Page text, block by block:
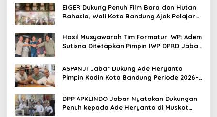
o
r
:
EIGER Dukung Penuh Film Bara dan Hutan
Rahasia, Wali Kota Bandung Ajak Pelajar
Hasil Musyawarah Tim Formatur IWP: Adem
Sutisna Ditetapkan Pimpin IWP DPRD Jabar
ASPANJI Jabar Dukung Ade Heryanto
Pimpin Kadin Kota Bandung Periode 2026–
DPP APKLINDO Jabar Nyatakan Dukungan
Penuh kepada Ade Heryanto di Muskot